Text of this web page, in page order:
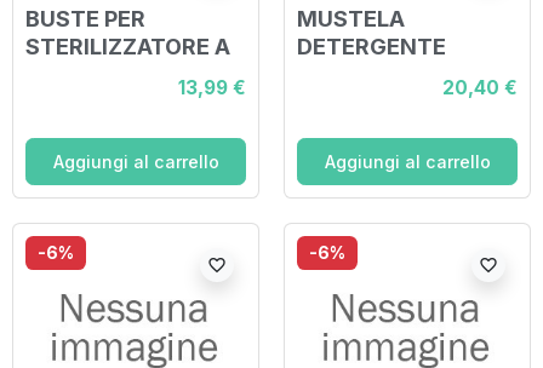
BUSTE PER
STERILIZZATORE A
13,99 €
Aggiungi al carrello
MUSTELA
DETERGENTE
DELICATO 750 ML
20,40 €
Aggiungi al carrello
-6%
favorite_border
-6%
favorite_border